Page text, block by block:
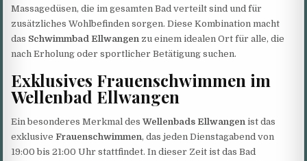
Massagedüsen, die im gesamten Bad verteilt sind und für
zusätzliches Wohlbefinden sorgen. Diese Kombination macht
das Schwimmbad Ellwangen zu einem idealen Ort für alle, die
nach Erholung oder sportlicher Betätigung suchen.
Exklusives Frauenschwimmen im
Wellenbad Ellwangen
Ein besonderes Merkmal desWellenbads Ellwangen ist das
exklusiveFrauenschwimmen, das jeden Dienstagabend von
19:00 bis 21:00 Uhr stattfindet. In dieser Zeit ist das Bad